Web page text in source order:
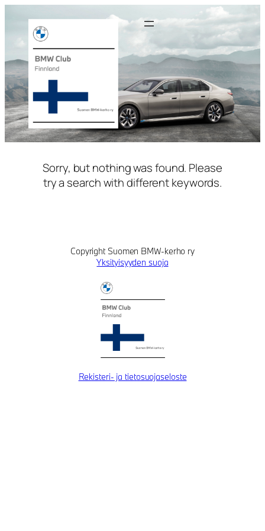
sisältöön
Sorry, but nothing was found. Please
try a search with different keywords.
Copyright Suomen BMW-kerho ry
Yksityisyyden suoja
Rekisteri- ja tietosuojaseloste